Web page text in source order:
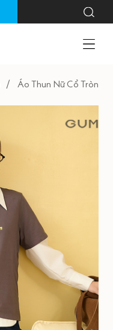
Áo Thun Nữ Cổ Tròn